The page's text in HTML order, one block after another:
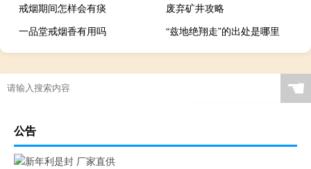
戒烟期间怎样会有痰
废弃矿井攻略
一品堂戒烟香有用吗
“兹地绝翔走”的出处是哪里
☚
公告